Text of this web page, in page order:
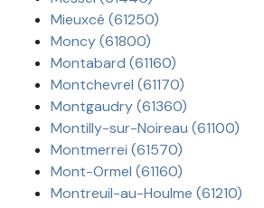
Mieuxcé (61250)
Moncy (61800)
Montabard (61160)
Montchevrel (61170)
Montgaudry (61360)
Montilly-sur-Noireau (61100)
Montmerrei (61570)
Mont-Ormel (61160)
Montreuil-au-Houlme (61210)